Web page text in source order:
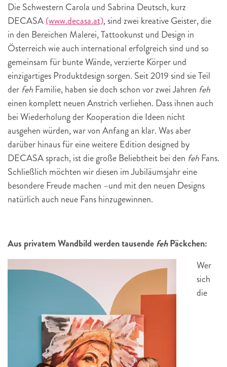
Die Schwestern Carola und Sabrina Deutsch, kurz
DECASA(www.decasa.at), sind zwei kreative Geister, die
in den Bereichen Malerei, Tattookunst und Design in
Österreich wie auch international erfolgreich sind und so
gemeinsam für bunte Wände, verzierte Körper und
einzigartiges Produktdesign sorgen. Seit 2019 sind sie Teil
der fehFamilie, haben sie doch schon vor zwei Jahren feh
einen komplett neuen Anstrich verliehen. Dass ihnen auch
bei Wiederholung der Kooperation die Ideen nicht
ausgehen würden, war von Anfang an klar. Was aber
darüber hinaus für eine weitere Edition designed by
DECASA sprach, ist die große Beliebtheit bei den fehFans.
Schließlich möchten wir diesen im Jubiläumsjahr eine
besondere Freude machen –und mit den neuen Designs
natürlich auch neue Fans hinzugewinnen.
Aus privatem Wandbild werden tausendefehPäckchen:
Wer
sich
die